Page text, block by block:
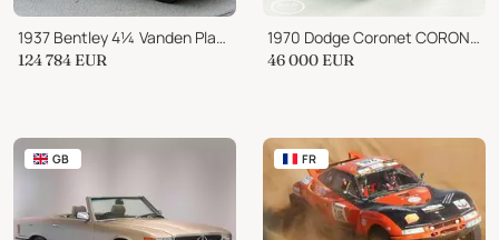
1937 Bentley 4¼ Vanden Plas 'Allweather' Tourer B179JY
124 784 EUR
1970 Dodge Coronet CORONET 500 Convertible
46 000 EUR
GB FR